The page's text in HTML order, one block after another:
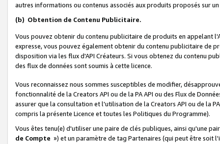
autres informations ou contenus associés aux produits proposés sur
(b) Obtention de Contenu Publicitaire.
Vous pouvez obtenir du contenu publicitaire de produits en appelant
expresse, vous pouvez également obtenir du contenu publicitaire de
disposition via les flux d'API Créateurs. Si vous obtenez du contenu
des flux de données sont soumis à cette licence.
Vous reconnaissez nous sommes susceptibles de modifier,
fonctionnalité de la Creators API ou de la PA API ou des Flux de
assurer que la consultation et l'utilisation de la Creators API ou de la
compris la présente Licence et toutes les Politiques du Programme).
Vous êtes tenu(e) d'utiliser une paire de clés publiques, ainsi qu'une
de Compte ») et un paramètre de tag Partenaires (qui peut être soit